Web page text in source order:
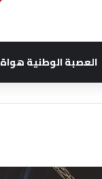
العصبة الوطنية هواة